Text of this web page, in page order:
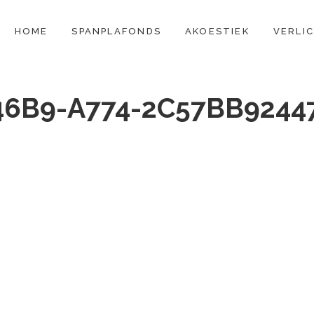
HOME SPANPLAFONDS AKOESTIEK
A774-